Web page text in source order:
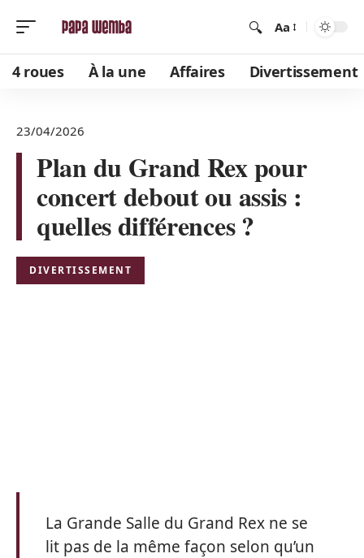
Aa
4 roues À la une Affaires Divertissement
23/04/2026
Plan du Grand Rex pour
concert debout ou assis :
quelles différences ?
DIVERTISSEMENT
La Grande Salle du Grand Rex ne se
lit pas de la même façon selon qu’un